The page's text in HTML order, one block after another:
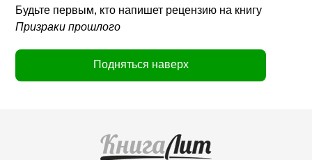
Будьте первым, кто напишет рецензию на книгу
Призраки прошлого
Подняться наверх